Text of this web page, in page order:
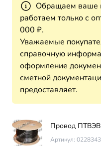
Обращаем ваше
работаем только с
000 ₽.
Уважаемые
справочную
оформление
сметной
предоставляет.
Провод
Артикул: 0228343